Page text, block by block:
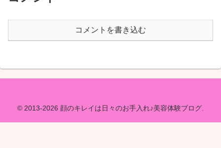
コメントを書き込む
© 2013-2026 顔のキレイは日々のお手入れ♪美容体験ブログ.